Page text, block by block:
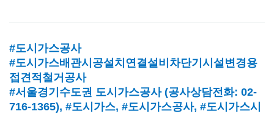
#도시가스공사
#도시가스배관시공설치연결설비차단기시설변경용
접견적철거공사
#서울경기수도권 도시가스공사 (공사상담전화: 02-
716-1365), #도시가스, #도시가스공사, #도시가스시